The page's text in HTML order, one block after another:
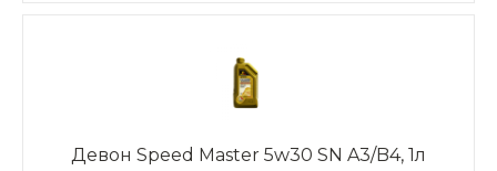
Девон Speed Master 5w30 SN A3/B4, 1л